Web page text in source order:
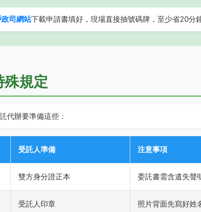
司網站下載申請書填好，現場直接抽號碼牌，至少省20分
殊規定
代辦要準備這些：
受託人準備 注意事項
雙方身分證正本 委託書需含遺失聲
受託人印章 照片背面先寫好姓